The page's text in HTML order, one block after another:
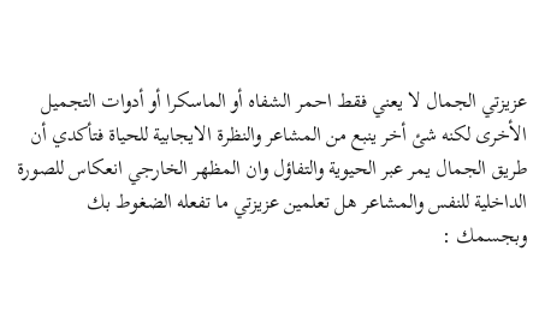
عزيزتي الجمال لا يعني فقط احمر الشفاه أو الماسكرا أو أدوات التجميل
الأخرى لكنه شئ أخر ينبع من المشاعر والنظرة الايجابية للحياة فتأكدي أن
طريق الجمال يمر عبر الحيوية والتفاؤل وان المظهر الخارجي انعكاس للصورة
الداخلية للنفس والمشاعر هل تعلمين عزيزتي ما تفعله الضغوط بك
وبجسمك :